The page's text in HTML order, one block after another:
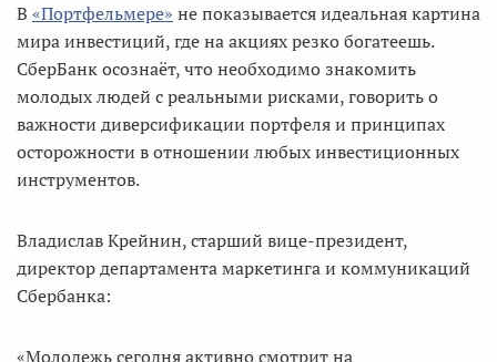
В «Портфельмере» не показывается идеальная картина
мира инвестиций, где на акциях резко богатеешь.
СберБанк осознаёт, что необходимо знакомить
молодых людей с реальными рисками, говорить о
важности диверсификации портфеля и принципах
осторожности в отношении любых инвестиционных
инструментов.
Владислав Крейнин, старший вице-президент,
директор департамента маркетинга и коммуникаций
Сбербанка:
«Молодежь сегодня активно смотрит на